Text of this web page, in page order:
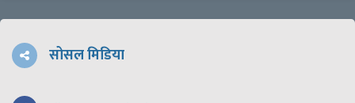
सोसल मिडिया